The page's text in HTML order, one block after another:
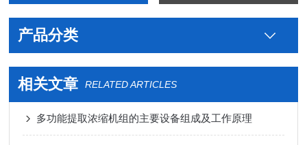
产品分类
相关文章 RELATED ARTICLES
多功能提取浓缩机组的主要设备组成及工作原理